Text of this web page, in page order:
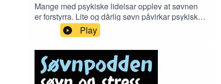
Mange med psykiske lidelsar opplev at søvnen
er forstyrra. Lite og dårlig søvn påvirkar psykiske
helse - dårlig psykisk helse kan óg føre til
søvnvansker.I denne episoden har Søvnpodden
hatt besøk av psykolog og søvnekspert Ane
Wilhelmsen-Langeland. Vi snakker om kass
søvnproblem som er vanligast ved psykiske
lidelsar, som angst og depresjon. Kva som er
Play